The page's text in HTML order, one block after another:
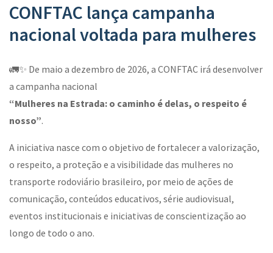
CONFTAC lança campanha
nacional voltada para mulheres
🚛✨ De maio a dezembro de 2026, a CONFTAC irá desenvolver
a campanha nacional
“Mulheres na Estrada: o caminho é delas, o respeito é
nosso”.
A iniciativa nasce com o objetivo de fortalecer a valorização,
o respeito, a proteção e a visibilidade das mulheres no
transporte rodoviário brasileiro, por meio de ações de
comunicação, conteúdos educativos, série audiovisual,
eventos institucionais e iniciativas de conscientização ao
longo de todo o ano.